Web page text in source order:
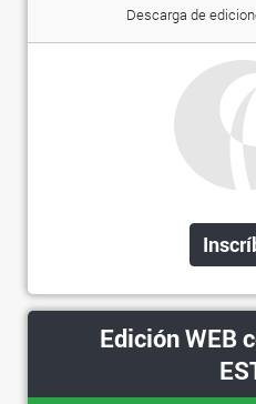
Descarga de
Edición WEB